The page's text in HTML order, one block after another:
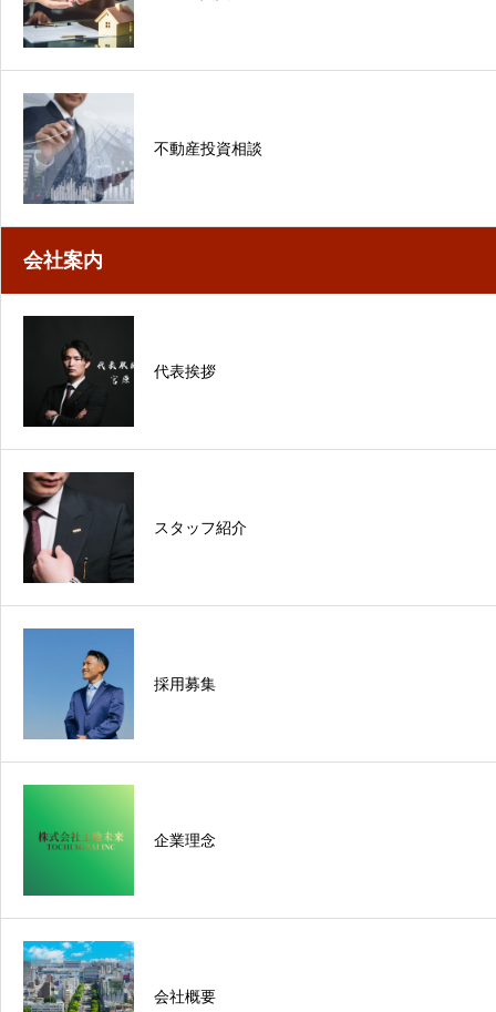
不動産投資相談
会社案内
代表挨拶
スタッフ紹介
採用募集
企業理念
会社概要